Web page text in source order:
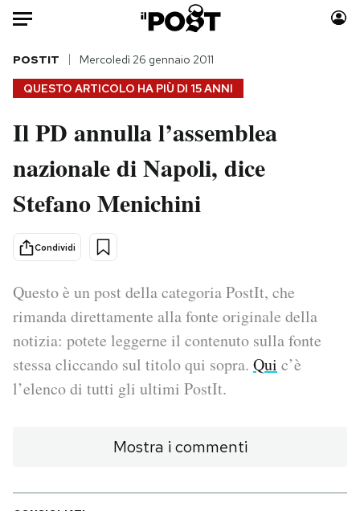
Auto
HOME
Italia
Politica
Tecnologia
Scienza
Economia
Sport
Moda
Consumismi
Altrecose
Mondiali calcio 2026
PODCAST
NEWSLETTER
I MIEI PREFERITI
QUESTO ARTICOLO HA PIÙ DI 15 ANNI
POSTIT Mercoledì 26 gennaio 2011
Il PD annulla l’assemblea
nazionale di Napoli, dice
Stefano Menichini
Condividi
Questo è un post della categoria PostIt, che
rimanda direttamente alla fonte originale della
notizia: potete leggerne il contenuto sulla fonte
stessa cliccando sul titolo qui sopra. Qui c’è
l’elenco di tutti gli ultimi PostIt.
Mostra i commenti